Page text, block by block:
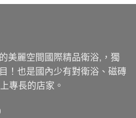
美麗空間國際精品衛浴,，獨
！也是國內少有對衛浴、磁磚
專長的店家。